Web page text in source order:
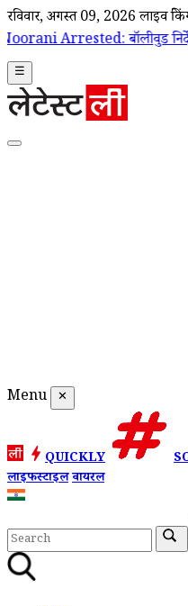
रविवार, अगस्त 09, 2026 लाइव
बॉलीवुड निर्देशक शकील
☰
Menu ✕
QUICKLY
लाइफस्टाइलवायरल